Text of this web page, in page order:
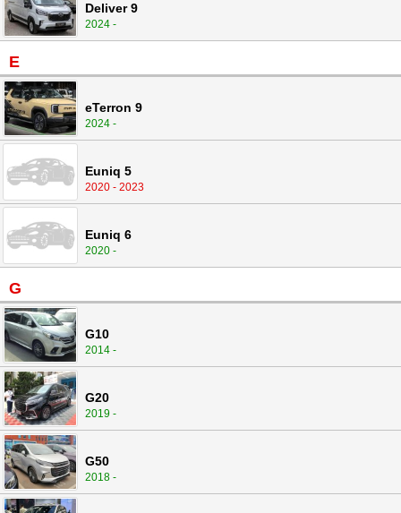
Deliver 9
2024 -
E
eTerron 9
2024 -
Euniq 5
2020 - 2023
Euniq 6
2020 -
G
G10
2014 -
G20
2019 -
G50
2018 -